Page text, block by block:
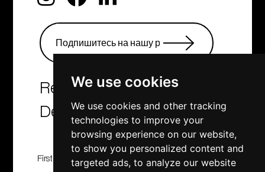
We use cookies
We use cookies and other tracking
technologies to improve your
browsing experience on our website,
to show you personalized content and
targeted ads, to analyze our website
Real Estate Agency &
Developers
First Class Homes, Developing , Investment and